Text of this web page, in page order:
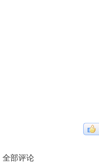
全部评论